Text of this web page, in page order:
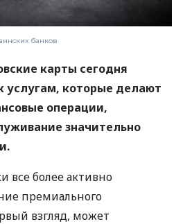
банков
карты сегодня
услугам, которые делают
операции,
значительно
более активно
премиального
взгляд, может